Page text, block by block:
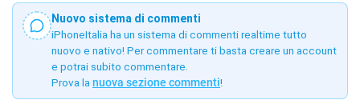
Nuovo sistema di commenti
iPhoneItalia ha un sistema di commenti realtime tutto
nuovo e nativo! Per commentare ti basta creare un account
e potrai subito commentare.
Prova la nuova sezione commenti!